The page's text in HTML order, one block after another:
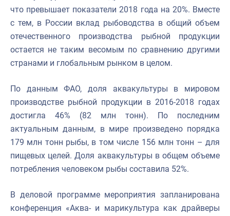
что превышает показатели 2018 года на 20%. Вместе
с тем, в России вклад рыбоводства в общий объем
отечественного производства рыбной продукции
остается не таким весомым по сравнению другими
странами и глобальным рынком в целом.
По данным ФАО, доля аквакультуры в мировом
производстве рыбной продукции в 2016-2018 годах
достигла 46% (82 млн тонн). По последним
актуальным данным, в мире произведено порядка
179 млн тонн рыбы, в том числе 156 млн тонн – для
пищевых целей. Доля аквакультуры в общем объеме
потребления человеком рыбы составила 52%.
В деловой программе мероприятия запланирована
конференция «Аква- и марикультура как драйверы